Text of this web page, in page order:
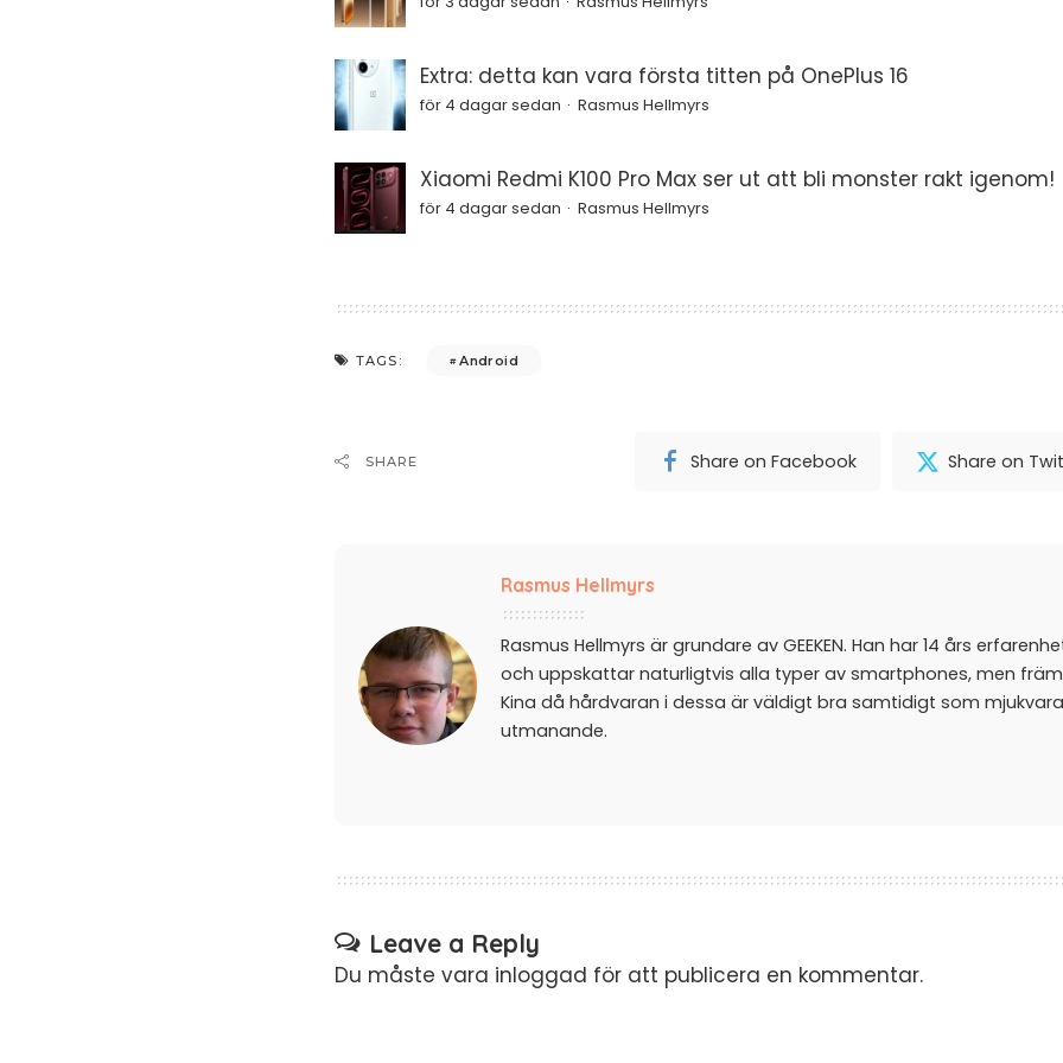
Extra: detta kan vara första titten på OnePlus 16
för 4 dagar sedan Rasmus Hellmyrs
Xiaomi Redmi K100 Pro Max ser ut att bli monster rakt igenom!
för 4 dagar sedan Rasmus Hellmyrs
TAGS: Android
SHARE Share on Facebook Share on
Rasmus Hellmyrs
Rasmus Hellmyrs är grundare av GEEKEN. Han har 14 års
och uppskattar naturligtvis alla typer av smartphones, men
Kina då hårdvaran i dessa är väldigt bra samtidigt som
utmanande.
Leave a Reply
Du måste vara inloggad för att publicera en kommentar.